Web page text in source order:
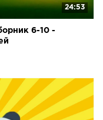
24:53
6-10 -